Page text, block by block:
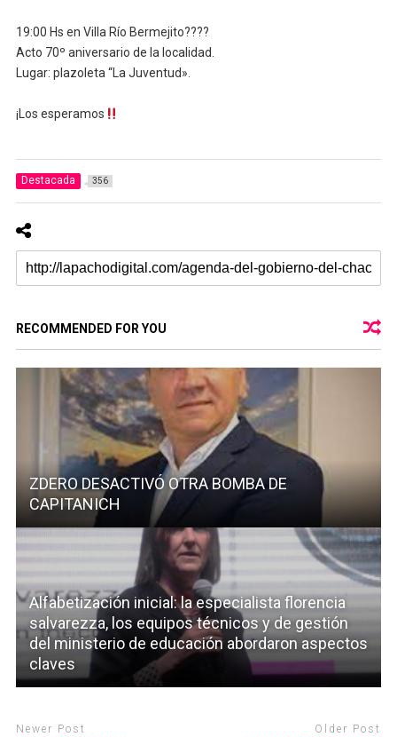
19:00 Hs en Villa Río Bermejito????
Acto 70º aniversario de la localidad.
Lugar: plazoleta “La Juventud».
¡Los esperamos
Destacada 356
RECOMMENDED FOR YOU
ZDERO DESACTIVÓ OTRA BOMBA DE
CAPITANICH
Alfabetización inicial: la especialista florencia
salvarezza, los equipos técnicos y de gestión
del ministerio de educación abordaron aspectos
claves
Newer Post Older Post